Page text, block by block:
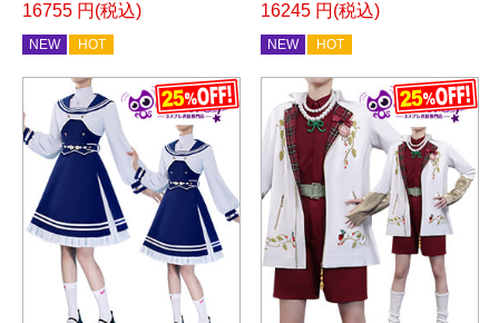
16755 円(税込)
NEW HOT
16245 円(税込)
NEW HOT